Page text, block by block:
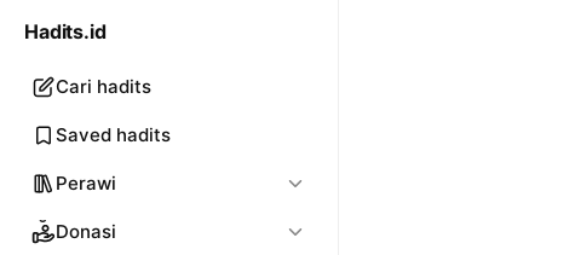
Hadits.id
Cari hadits
Saved hadits
Perawi
Donasi